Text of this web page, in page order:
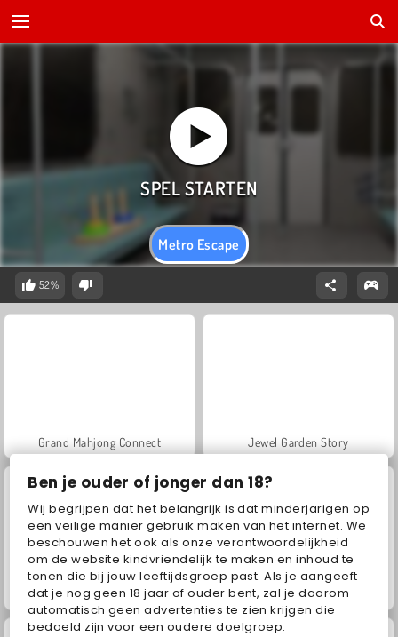
Ben je ouder of jonger dan 18?
Wij begrijpen dat het belangrijk is dat minderjarigen op
een veilige manier gebruik maken van het internet. We
beschouwen het ook als onze verantwoordelijkheid
om de website kindvriendelijk te maken en inhoud te
tonen die bij jouw leeftijdsgroep past. Als je aangeeft
dat je nog geen 18 jaar of ouder bent, zal je daarom
automatisch geen advertenties te zien krijgen die
bedoeld zijn voor een oudere doelgroep.
Metro Escape
52%
Grand Mahjong Connect Jewel Garden Story
Juice Merge Trollface Quest: USA 2